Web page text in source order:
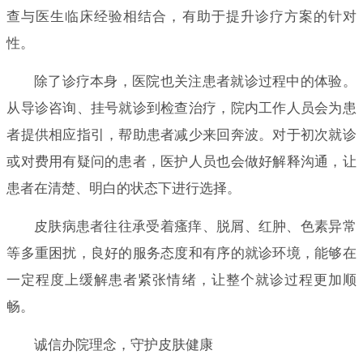
查与医生临床经验相结合，有助于提升诊疗方案的针对
性。
除了诊疗本身，医院也关注患者就诊过程中的体验。
从导诊咨询、挂号就诊到检查治疗，院内工作人员会为患
者提供相应指引，帮助患者减少来回奔波。对于初次就诊
或对费用有疑问的患者，医护人员也会做好解释沟通，让
患者在清楚、明白的状态下进行选择。
皮肤病患者往往承受着瘙痒、脱屑、红肿、色素异常
等多重困扰，良好的服务态度和有序的就诊环境，能够在
一定程度上缓解患者紧张情绪，让整个就诊过程更加顺
畅。
诚信办院理念，守护皮肤健康